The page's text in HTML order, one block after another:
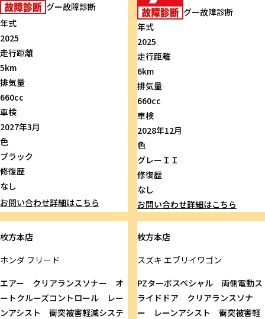
グー故障診断
年式
2025
走行距離
5km
排気量
660cc
車検
2027年3月
色
ブラック
修復歴
なし
お問い合わせ詳細はこちら
グー故障診断
年式
2025
走行距離
6km
排気量
660cc
車検
2028年12月
色
グレーＩＩ
修復歴
なし
お問い合わせ詳細はこちら
枚方本店
ホンダ フリード
エアー クリアランスソナー オ
ートクルーズコントロール レー
ンアシスト 衝突被害軽減システ
枚方本店
スズキ エブリイワゴン
PZターボスペシャル 両側電動ス
ライドドア クリアランスソナ
ー レーンアシスト 衝突被害軽